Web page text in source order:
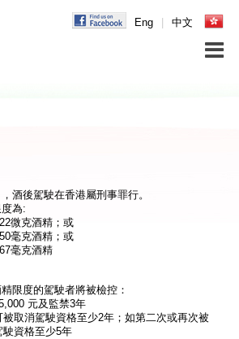
Eng 中文
，酒後駕駛在香港屬刑事罪行。
為:
微克酒精；或
毫克酒精；或
毫克酒精
限度的駕駛者將被檢控：
元及監禁3年
取消駕駛資格至少2年；如第二次或再次被
駛資格至少5年